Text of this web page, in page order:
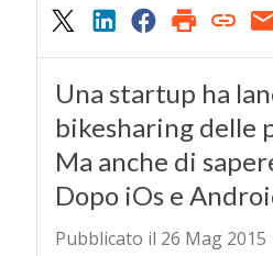
Una startup ha
bikesharing delle
Ma anche di
Dopo iOs e
Pubblicato il 26 Mag 2015